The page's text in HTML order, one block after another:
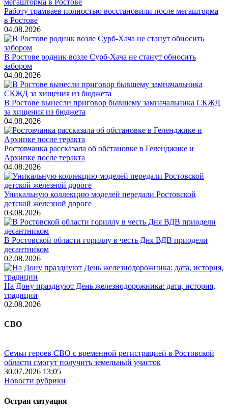
Работу трамваев полностью восстановили после мегашторма
в Ростове
04.08.2026
В Ростове родник возле Сурб-Хача не станут обносить
забором
04.08.2026
В Ростове вынесли приговор бывшему замначальника СКЖД
за хищения из бюджета
04.08.2026
Ростовчанка рассказала об обстановке в Геленджике и
Архипке после теракта
04.08.2026
Уникальную коллекцию моделей передали Ростовской
детской железной дороге
03.08.2026
В Ростовской области гориллу в честь Дня ВДВ приодели
десантником
02.08.2026
На Дону празднуют День железнодорожника: дата, история,
традиции
02.08.2026
СВО
Семьи героев СВО с временной регистрацией в Ростовской
области смогут получить земельный участок
30.07.2026 13:05
Новости рубрики
Острая ситуация